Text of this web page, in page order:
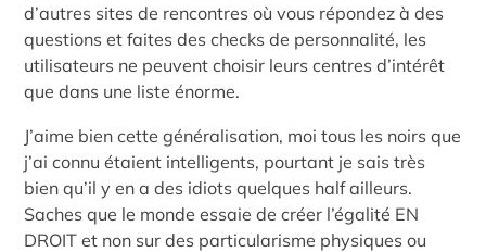
d’autres sites de rencontres où vous répondez à des
questions et faites des checks de personnalité, les
utilisateurs ne peuvent choisir leurs centres d’intérêt
que dans une liste énorme.
J’aime bien cette généralisation, moi tous les noirs que
j’ai connu étaient intelligents, pourtant je sais très
bien qu’il y en a des idiots quelques half ailleurs.
Saches que le monde essaie de créer l’égalité EN
DROIT et non sur des particularisme physiques ou